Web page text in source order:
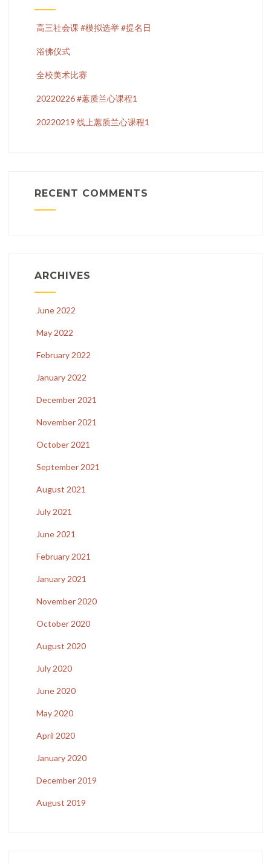
高三社会课 #模拟选举 #提名日
浴佛仪式
全校美术比赛
20220226 #蕙质兰心课程1
20220219 线上蕙质兰心课程1
RECENT COMMENTS
ARCHIVES
June 2022
May 2022
February 2022
January 2022
December 2021
November 2021
October 2021
September 2021
August 2021
July 2021
June 2021
February 2021
January 2021
November 2020
October 2020
August 2020
July 2020
June 2020
May 2020
April 2020
January 2020
December 2019
August 2019